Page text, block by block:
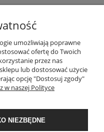
1,6mm
379,39 zł
Cena netto:308,45 zł
umożliwiają poprawne
ofertę do Twoich
przez nas
lub dostosować użycie
opcję "Dostosuj zgody"
w naszej Polityce
NIEZBĘDNE